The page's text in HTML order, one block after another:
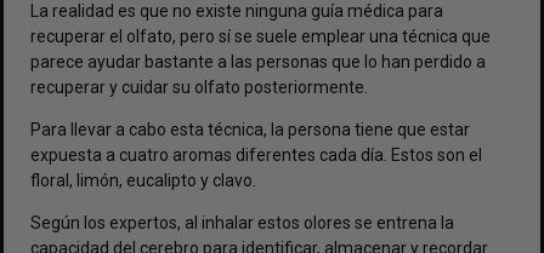
La realidad es que no existe ninguna guía médica para
recuperar el olfato, pero sí se suele emplear una técnica que
parece ayudar bastante a las personas que lo han perdido a
recuperar y cuidar su olfato posteriormente.
Para llevar a cabo esta técnica, la persona tiene que estar
expuesta a cuatro aromas diferentes cada día. Estos son el
floral, limón, eucalipto y clavo.
Según los expertos, al inhalar estos olores se entrena la
capacidad del cerebro para identificar, almacenar y recordar